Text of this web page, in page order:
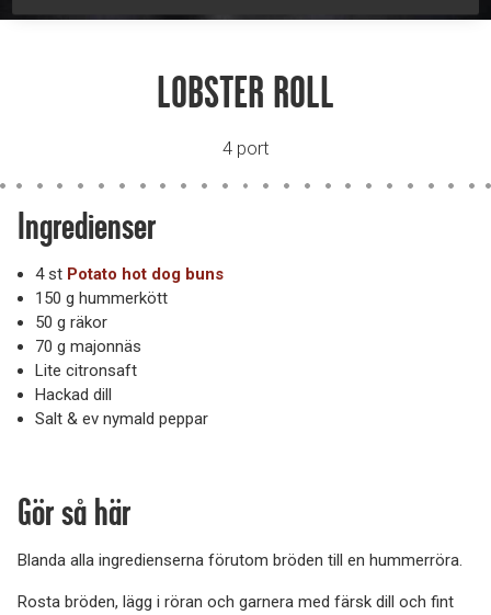
LOBSTER ROLL
4 port
Ingredienser
4 st Potato hot dog buns
150 g hummerkött
50 g räkor
70 g majonnäs
Lite citronsaft
Hackad dill
Salt & ev nymald peppar
Gör så här
Blanda alla ingredienserna förutom bröden till en hummerröra.
Rosta bröden, lägg i röran och garnera med färsk dill och fint